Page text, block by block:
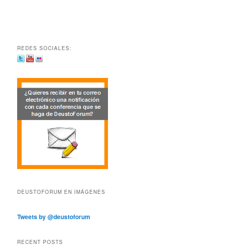
REDES SOCIALES:
DEUSTOFORUM EN IMÁGENES
Tweets by @deustoforum
RECENT POSTS